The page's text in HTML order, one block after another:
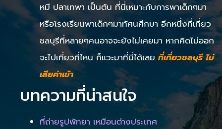
หมี ปลาเทพา เป็นต้น ที่นี่เหมาะกับการพาเด็กๆมา
หรือโรงเรียนพาเด็กๆมาทัศนศึกษา อีกหนึ่งที่เที่ยว
ชลบุรีที่หลายๆคนอาจจะยังไม่เคยมา หากคิดไม่ออก
จะไปเที่ยวที่ไหน ก็แวะมาที่นี่ได้เลย ที่เที่ยวชลบุรี ไม่
เสียค่าเข้า
บทความที่น่าสนใจ
ที่ถ่ายรูปพัทยา เหมือนต่างประเทศ